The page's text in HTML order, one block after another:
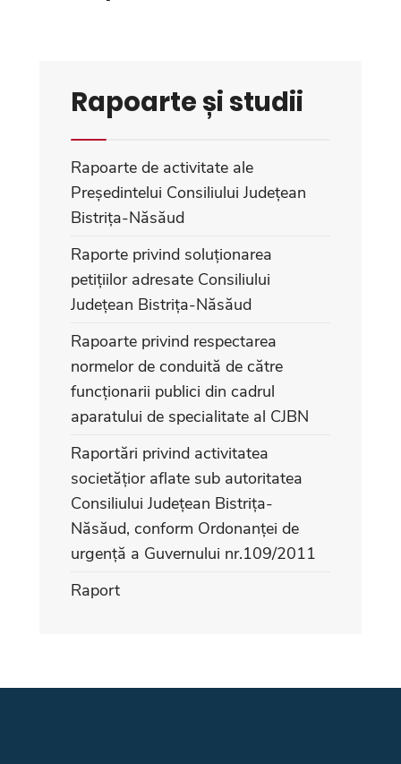
Rapoarte și studii
Rapoarte de activitate ale
Președintelui Consiliului Județean
Bistrița-Năsăud
Raporte privind soluționarea
petițiilor adresate Consiliului
Județean Bistrița-Năsăud
Rapoarte privind respectarea
normelor de conduită de către
funcționarii publici din cadrul
aparatului de specialitate al CJBN
Raportări privind activitatea
societățior aflate sub autoritatea
Consiliului Județean Bistrița-
Năsăud, conform Ordonanței de
urgență a Guvernului nr.109/2011
Raport